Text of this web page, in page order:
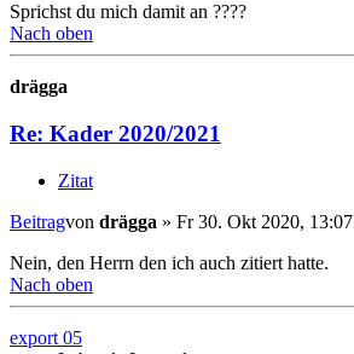
Sprichst du mich damit an ????
Nach oben
drägga
Re: Kader 2020/2021
Zitat
Beitragvon drägga » Fr 30. Okt 2020, 13:07
Nein, den Herrn den ich auch zitiert hatte.
Nach oben
export 05